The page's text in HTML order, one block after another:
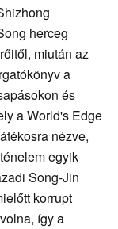
herceg
miután az
a
és
a World's Edge
nézve,
egyik
Song-Jin
korrupt
így a